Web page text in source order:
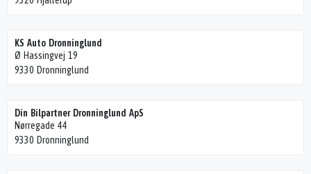
KS Auto Dronninglund
Ø Hassingvej 19
9330 Dronninglund
Din Bilpartner Dronninglund ApS
Nørregade 44
9330 Dronninglund